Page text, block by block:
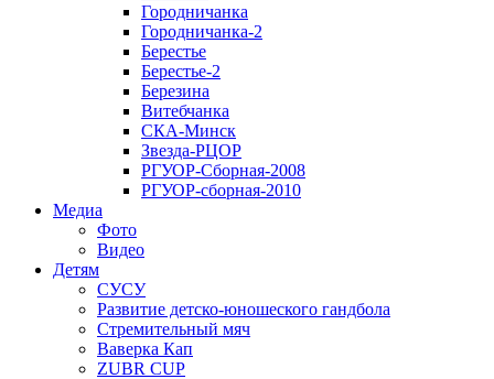
Городничанка
Городничанка-2
Берестье
Берестье-2
Березина
Витебчанка
СКА-Минск
Звезда-РЦОР
РГУОР-Сборная-2008
РГУОР-сборная-2010
Медиа
Фото
Видео
Детям
СУСУ
Развитие детско-юношеского гандбола
Стремительный мяч
Ваверка Кап
ZUBR CUP